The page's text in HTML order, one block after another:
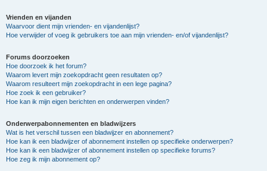
Vrienden en vijanden
Waarvoor dient mijn vrienden- en vijandenlijst?
Hoe verwijder of voeg ik gebruikers toe aan mijn vrienden- en/of vijandenlijst?
Forums doorzoeken
Hoe doorzoek ik het forum?
Waarom levert mijn zoekopdracht geen resultaten op?
Waarom resulteert mijn zoekopdracht in een lege pagina?
Hoe zoek ik een gebruiker?
Hoe kan ik mijn eigen berichten en onderwerpen vinden?
Onderwerpabonnementen en bladwijzers
Wat is het verschil tussen een bladwijzer en abonnement?
Hoe kan ik een bladwijzer of abonnement instellen op specifieke onderwerpen?
Hoe kan ik een bladwijzer of abonnement instellen op specifieke forums?
Hoe zeg ik mijn abonnement op?